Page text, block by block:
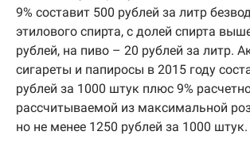
9% составит 500 рублей за литр
этилового спирта, с долей спирта
рублей, на пиво – 20 рублей за литр.
сигареты и папиросы в 2015 году
рублей за 1000 штук плюс 9%
рассчитываемой из максимальной
но не менее 1250 рублей за 1000 штук.